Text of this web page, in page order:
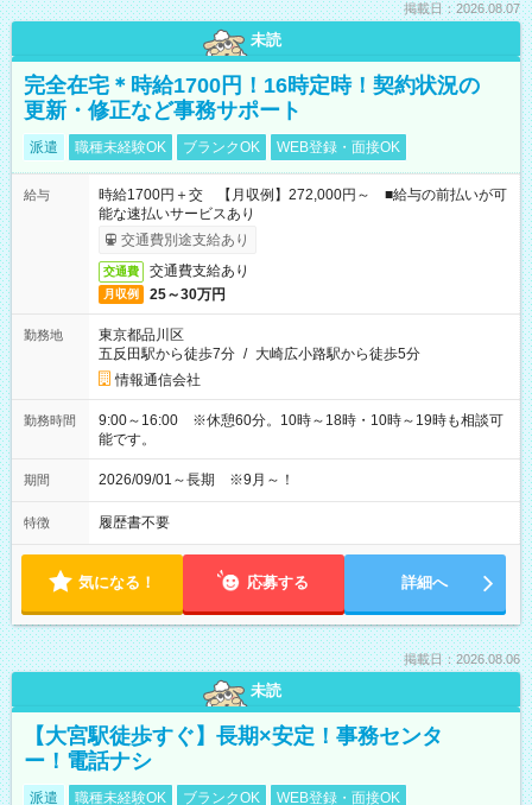
掲載日：2026.08.07
未読
完全在宅＊時給1700円！16時定時！契約状況の
更新・修正など事務サポート
派遣 職種未経験OK ブランクOK WEB登録・面接OK
給与
時給1700円＋交 【月収例】272,000円～ ■給与の前払いが可
能な速払いサービスあり
交通費別途支給あり
交通費 交通費支給あり
月収例 25～30万円
勤務地
東京都品川区
五反田駅から徒歩7分 / 大崎広小路駅から徒歩5分
情報通信会社
勤務時間
9:00～16:00 ※休憩60分。10時～18時・10時～19時も相談可
能です。
期間 2026/09/01～長期 ※9月～！
特徴 履歴書不要
気になる！ 応募する 詳細へ
掲載日：2026.08.06
未読
【大宮駅徒歩すぐ】長期×安定！事務センタ
ー！電話ナシ
派遣 職種未経験OK ブランクOK WEB登録・面接OK